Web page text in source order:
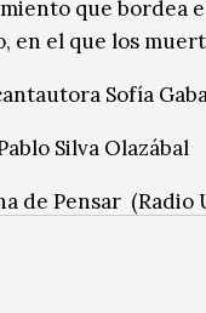
que bordea
en el que los
Sofía
Silva Olazábal
de Pensar (Radio